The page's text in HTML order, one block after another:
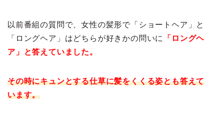
以前番組の質問で、女性の髪形で「ショートヘア」と
「ロングヘア」はどちらが好きかの問いに
「ロングヘ
ア」と答えていました。
その時にキュンとする仕草に髪をくくる姿とも答えて
います。